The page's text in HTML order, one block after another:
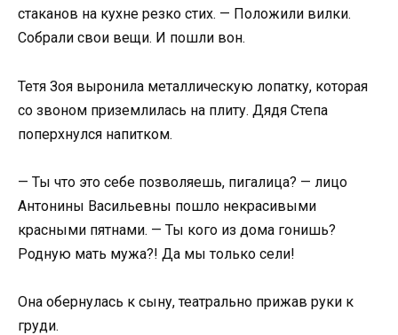
стаканов на кухне резко стих. — Положили вилки.
Собрали свои вещи. И пошли вон.
Тетя Зоя выронила металлическую лопатку, которая
со звоном приземлилась на плиту. Дядя Степа
поперхнулся напитком.
— Ты что это себе позволяешь, пигалица? — лицо
Антонины Васильевны пошло некрасивыми
красными пятнами. — Ты кого из дома гонишь?
Родную мать мужа?! Да мы только сели!
Она обернулась к сыну, театрально прижав руки к
груди.